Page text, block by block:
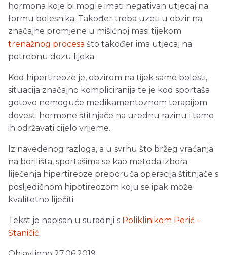
hormona koje bi mogle imati negativan utjecaj na
formu bolesnika. Također treba uzeti u obzir na
značajne promjene u mišićnoj masi tijekom
trenažnog procesa što također ima utjecaj na
potrebnu dozu lijeka.
Kod hipertireoze je, obzirom na tijek same bolesti,
situacija značajno kompliciranija te je kod sportaša
gotovo nemoguće medikamentoznom terapijom
dovesti hormone štitnjače na urednu razinu i tamo
ih održavati cijelo vrijeme.
Iz navedenog razloga, a u svrhu što bržeg vraćanja
na borilišta, sportašima se kao metoda izbora
liječenja hipertireoze preporuča operacija štitnjače s
posljedičnom hipotireozom koju se ipak može
kvalitetno liječiti.
Tekst je napisan u suradnji s Poliklinikom Perić -
Staničić.